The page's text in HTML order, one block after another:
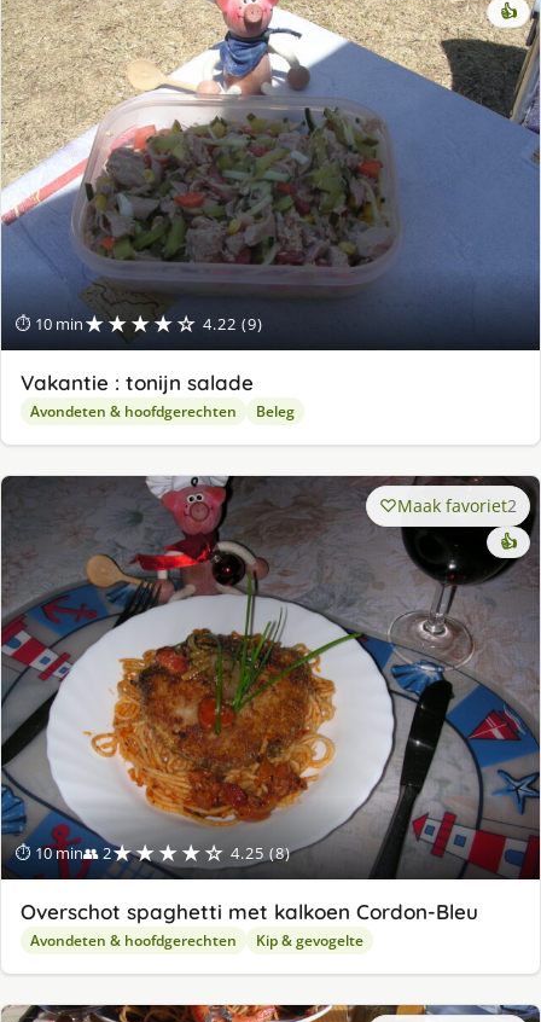
⏱ 10 min★★★★☆ 4.22 (9)
👍
Vakantie : tonijn salade
Avondeten & hoofdgerechten Beleg
⏱ 10 min👥 2★★★★☆ 4.25 (8)
Maak favoriet2
👍
Overschot spaghetti met kalkoen Cordon-Bleu
Avondeten & hoofdgerechten Kip & gevogelte